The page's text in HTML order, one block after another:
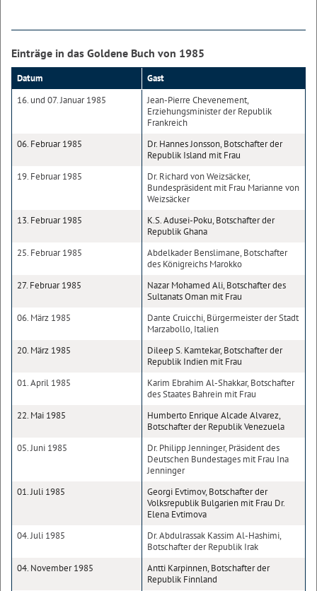
Einträge in das Goldene Buch von 1985
Datum
Gast
16. und 07. Januar 1985
Jean-Pierre Chevenement,
Erziehungsminister der Republik
Frankreich
06. Februar 1985
Dr. Hannes Jonsson, Botschafter der
Republik Island mit Frau
19. Februar 1985
Dr. Richard von Weizsäcker,
Bundespräsident mit Frau Marianne von
Weizsäcker
13. Februar 1985
K.S. Adusei-Poku, Botschafter der
Republik Ghana
25. Februar 1985
Abdelkader Benslimane, Botschafter
des Königreichs Marokko
27. Februar 1985
Nazar Mohamed Ali, Botschafter des
Sultanats Oman mit Frau
06. März 1985
Dante Cruicchi, Bürgermeister der Stadt
Marzabollo, Italien
20. März 1985
Dileep S. Kamtekar, Botschafter der
Republik Indien mit Frau
01. April 1985
Karim Ebrahim Al-Shakkar, Botschafter
des Staates Bahrein mit Frau
22. Mai 1985
Humberto Enrique Alcade Alvarez,
Botschafter der Republik Venezuela
05. Juni 1985
Dr. Philipp Jenninger, Präsident des
Deutschen Bundestages mit Frau Ina
Jenninger
01. Juli 1985
Georgi Evtimov, Botschafter der
Volksrepublik Bulgarien mit Frau Dr.
Elena Evtimova
04. Juli 1985
Dr. Abdulrassak Kassim Al-Hashimi,
Botschafter der Republik Irak
04. November 1985
Antti Karpinnen, Botschafter der
Republik Finnland